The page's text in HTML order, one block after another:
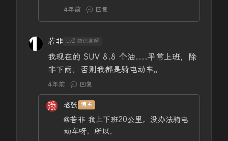
4年前 回复
若非 Lv2.初识寒暄
我现在的 SUV 8.8 个油....平常上班，除
非下雨，否则我都是骑电动车。
4年前 回复
老张 博主
@若非 我上下班20公里，没办法骑电
动车呀，所以，